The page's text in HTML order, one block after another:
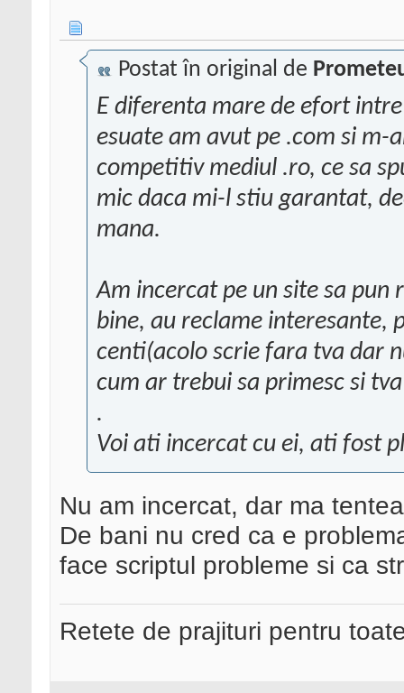
Postat în original de
E diferenta mare de efort
esuate am avut pe .com si m-
competitiv mediul .ro, ce sa
mic daca mi-l stiu garantat,
mana.
Am incercat pe un site sa pun
bine, au reclame interesante,
centi(acolo scrie fara tva dar
cum ar trebui sa primesc si
.
Voi ati incercat cu ei, ati fost
Nu am incercat, dar ma
De bani nu cred ca e
face scriptul probleme si ca
Retete de prajituri pentru